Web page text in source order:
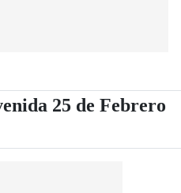
25 de Febrero-